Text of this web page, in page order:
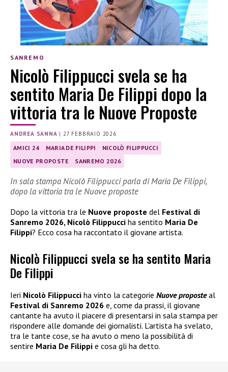
SANREMO
Nicolò Filippucci svela se ha
sentito Maria De Filippi dopo la
vittoria tra le Nuove Proposte
ANDREA SANNA | 27 FEBBRAIO 2026
AMICI 24 MARIA DE FILIPPI
NICOLÒ FILIPPUCCI
NUOVE PROPOSTE
SANREMO 2026
In sala stampa Nicolò Filippucci parla di Maria De Filippi,
dopo la vittoria tra le Nuove proposte
Dopo la vittoria tra le Nuove proposte del Festival di
Sanremo 2026, Nicolò Filippucci ha sentito Maria De
Filippi? Ecco cosa ha raccontato il giovane artista.
Nicolò Filippucci svela se ha sentito Maria
De Filippi
Ieri Nicolò Filippucci ha vinto la categorie Nuove proposteal
Festival di Sanremo 2026 e, come da prassi, il giovane
cantante ha avuto il piacere di presentarsi in sala stampa per
rispondere alle domande dei giornalisti. L’artista ha svelato,
tra le tante cose, se ha avuto o meno la possibilità di
sentire Maria De Filippi e cosa gli ha detto.